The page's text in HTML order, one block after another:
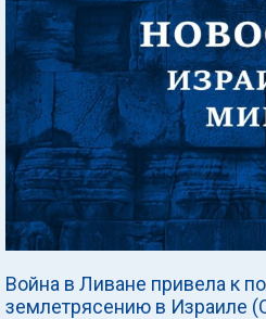
Война в Ливане привела к
землетрясению в Израиле